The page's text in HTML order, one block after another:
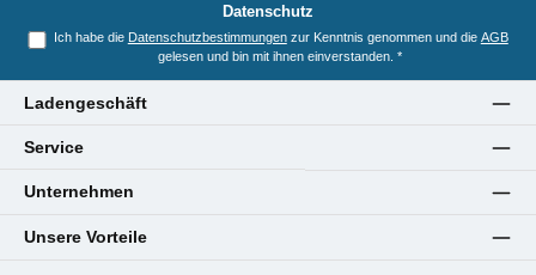
Datenschutz
Ich habe die Datenschutzbestimmungenzur Kenntnis genommen und die AGB
gelesen und bin mit ihnen einverstanden. *
Ladengeschäft
Service
Unternehmen
Unsere Vorteile